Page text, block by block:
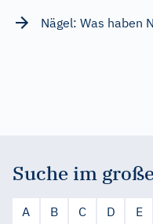
Nägel: Was haben
Suche im
A B C D E